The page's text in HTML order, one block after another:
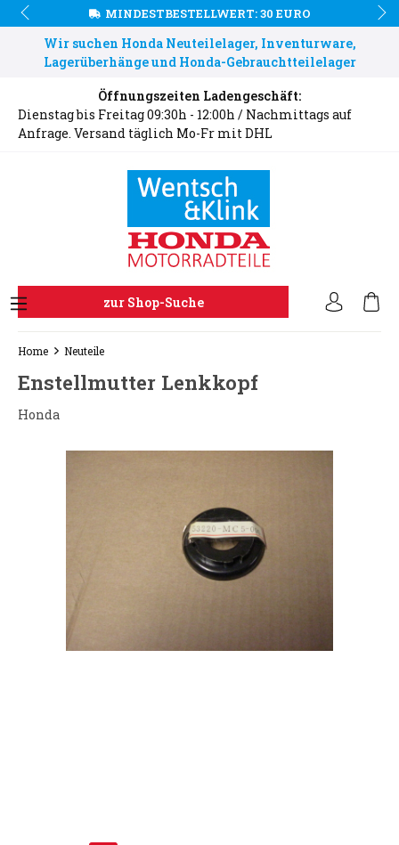
MINDESTBESTELLWERT: 30 EURO
Wir suchen Honda Neuteilelager, Inventurware,
Lagerüberhänge und Honda-Gebrauchtteilelager
Öffnungszeiten Ladengeschäft:
Dienstag bis Freitag 09:30h - 12:00h / Nachmittags auf
Anfrage. Versand täglich Mo-Fr mit DHL
zur Shop-Suche
Home Neuteile
Enstellmutter Lenkkopf
Honda